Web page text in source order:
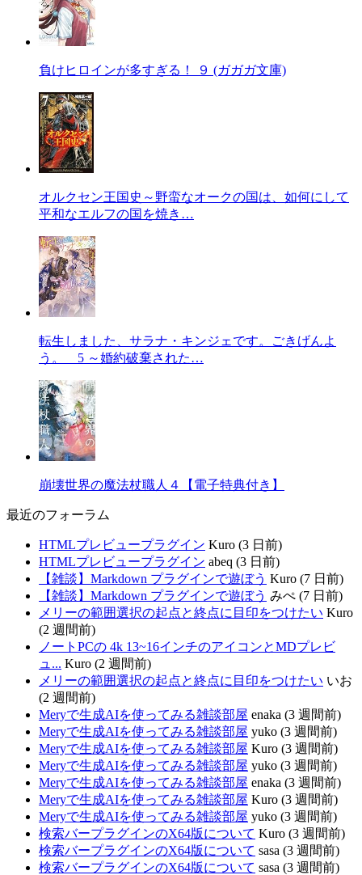
負けヒロインが多すぎる！ ９ (ガガガ文庫)
オルクセン王国史～野蛮なオークの国は、如何にして
平和なエルフの国を焼き…
転生しました、サラナ・キンジェです。ごきげんよ
う。 5 ～婚約破棄された…
崩壊世界の魔法杖職人４【電子特典付き】
最近のフォーラム
HTMLプレビュープラグイン Kuro (3 日前)
HTMLプレビュープラグイン abeq (3 日前)
【雑談】Markdown プラグインで遊ぼう Kuro (7 日前)
【雑談】Markdown プラグインで遊ぼう みぺ (7 日前)
メリーの範囲選択の起点と終点に目印をつけたい Kuro
(2 週間前)
ノートPCの 4k 13~16インチのアイコンとMDプレビ
ュ... Kuro (2 週間前)
メリーの範囲選択の起点と終点に目印をつけたい いお
(2 週間前)
Meryで生成AIを使ってみる雑談部屋 enaka (3 週間前)
Meryで生成AIを使ってみる雑談部屋 yuko (3 週間前)
Meryで生成AIを使ってみる雑談部屋 Kuro (3 週間前)
Meryで生成AIを使ってみる雑談部屋 yuko (3 週間前)
Meryで生成AIを使ってみる雑談部屋 enaka (3 週間前)
Meryで生成AIを使ってみる雑談部屋 Kuro (3 週間前)
Meryで生成AIを使ってみる雑談部屋 yuko (3 週間前)
検索バープラグインのX64版について Kuro (3 週間前)
検索バープラグインのX64版について sasa (3 週間前)
検索バープラグインのX64版について sasa (3 週間前)